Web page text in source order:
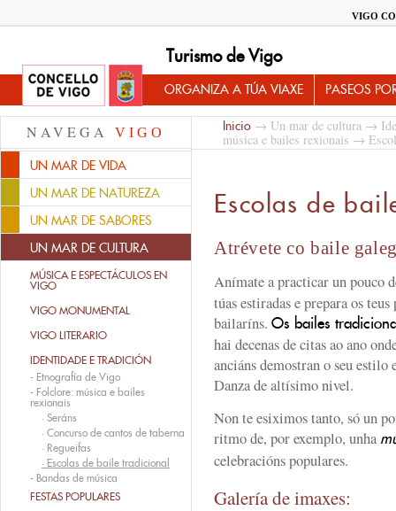
VIGO
Turismo de Vigo
ORGANIZA A TÚA VIAXE PASEOS
NAVEGA VIGO
UN MAR DE VIDA
UN MAR DE NATUREZA
UN MAR DE SABORES
UN MAR DE CULTURA
MÚSICA E ESPECTÁCULOS EN
VIGO
VIGO MONUMENTAL
VIGO LITERARIO
IDENTIDADE E TRADICIÓN
- Etnografía de Vigo
- Folclore: música e bailes
rexionais
· Seráns
· Concurso de cantos de taberna
· Regueifas
· Escolas de baile tradicional
- Bandas de música
FESTAS POPULARES
Inicio → Un mar de cultura →
música e bailes rexionais →
Escolas de
Atrévete co baile
Anímate a practicar un pouco
túas estiradas e prepara os
bailaríns. Os bailes
hai decenas de citas ao ano
anciáns demostran o seu
Danza de altísimo nivel.
Non te esiximos tanto, só un
ritmo de, por exemplo, unha
celebracións populares.
Galería de imaxes: